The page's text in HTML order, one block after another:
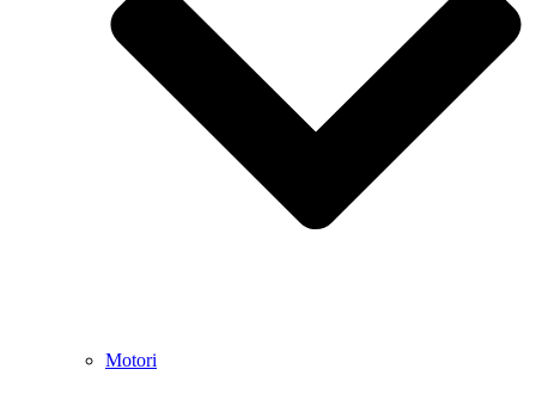
Motori